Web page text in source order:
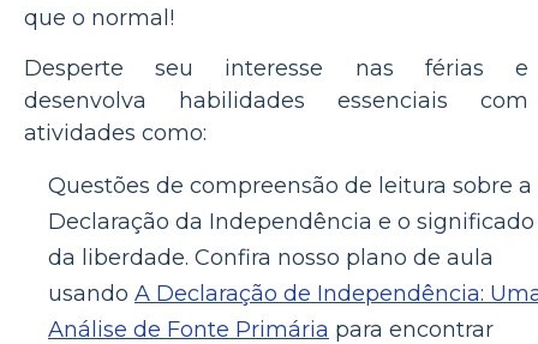
que o normal!
Desperte seu interesse nas férias e
desenvolva habilidades essenciais com
atividades como:
Questões de compreensão de leitura sobre a
Declaração da Independência e o significado
da liberdade. Confira nosso plano de aula
usando A Declaração de Independência:
Análise de Fonte Primária para encontrar